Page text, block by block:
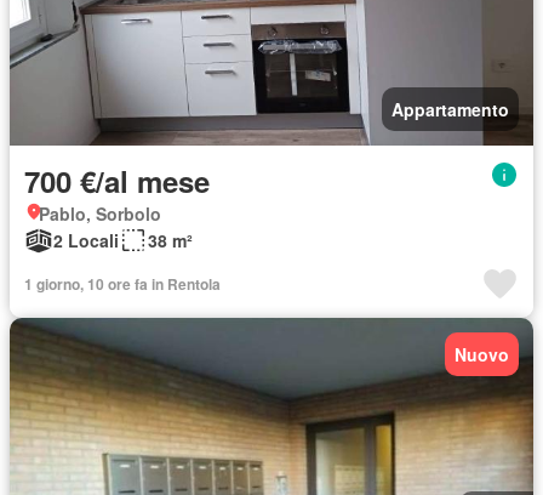
Appartamento
700 €/al mese
Pablo, Sorbolo
2 Locali
38 m²
1 giorno, 10 ore fa in Rentola
Nuovo